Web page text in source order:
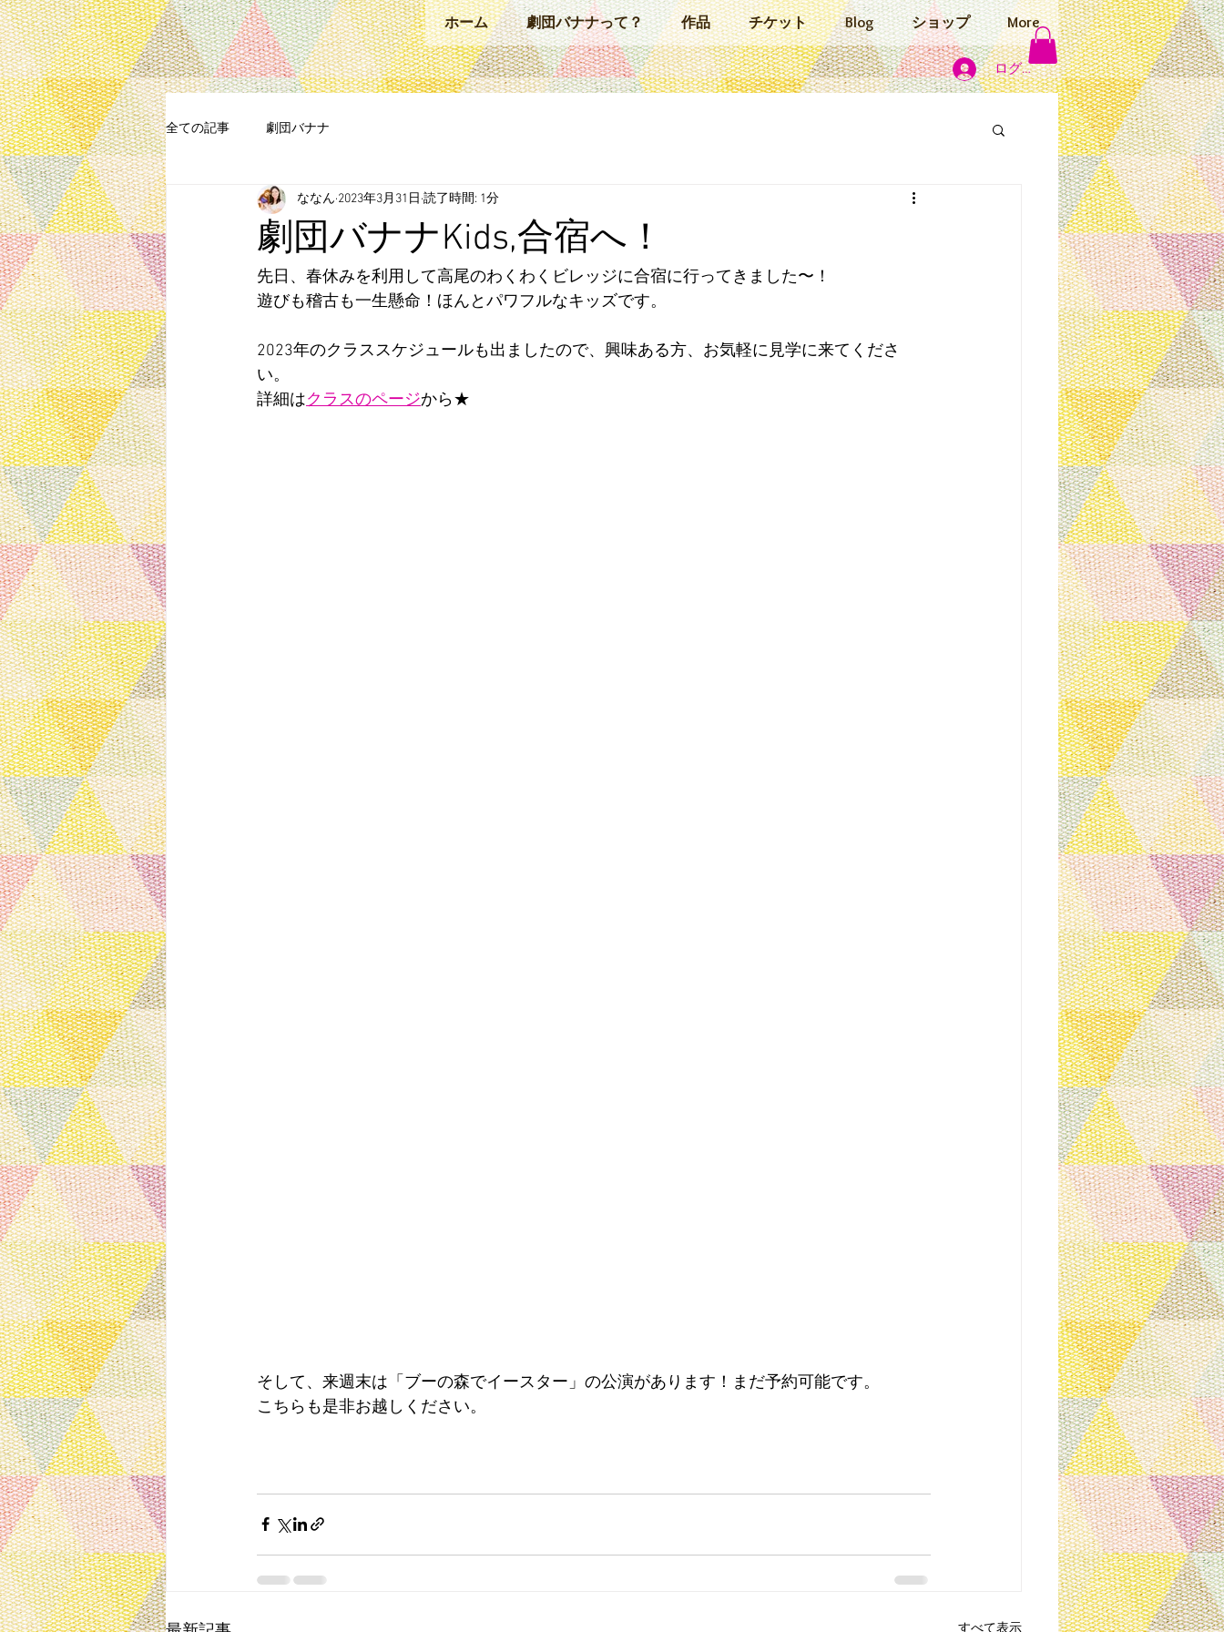
ホーム 劇団バナナって？ 作品 チケット Blog ショップ More
ログイン
全ての記事 劇団バナナ
劇団バナナKids,合宿へ！
ななん 2023年3月31日 読了時間: 1分
先日、春休みを利用して高尾のわくわくビレッジに合宿に行ってきました〜！
遊びも稽古も一生懸命！ほんとパワフルなキッズです。
2023年のクラススケジュールも出ましたので、興味ある方、お気軽に見学に来てくださ
い。
詳細はクラスのページから★
そして、来週末は「ブーの森でイースター」の公演があります！まだ予約可能です。
こちらも是非お越しください。
すべて表示